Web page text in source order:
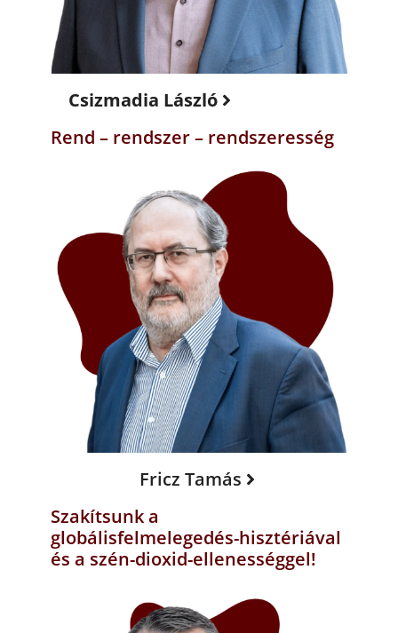
Csizmadia László
Rend – rendszer – rendszeresség
Fricz Tamás
Szakítsunk a
globálisfelmelegedés-hisztériával
és a szén-dioxid-ellenességgel!